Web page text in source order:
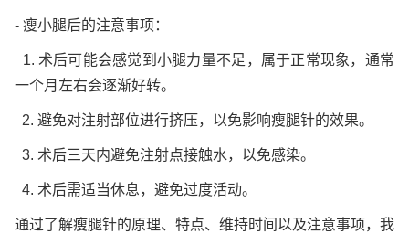
- 瘦小腿后的注意事项：
1. 术后可能会感觉到小腿力量不足，属于正常现象，通常
一个月左右会逐渐好转。
2. 避免对注射部位进行挤压，以免影响瘦腿针的效果。
3. 术后三天内避免注射点接触水，以免感染。
4. 术后需适当休息，避免过度活动。
通过了解瘦腿针的原理、特点、维持时间以及注意事项，我